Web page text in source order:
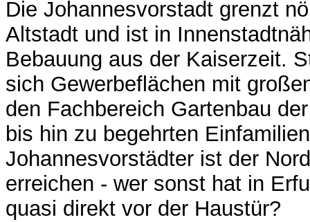
Die Johannesvorstadt grenzt
Altstadt und ist in
Bebauung aus der Kaiserzeit.
sich Gewerbeflächen mit
den Fachbereich Gartenbau
bis hin zu begehrten
Johannesvorstädter ist der
erreichen - wer sonst hat in
quasi direkt vor der Haustür?